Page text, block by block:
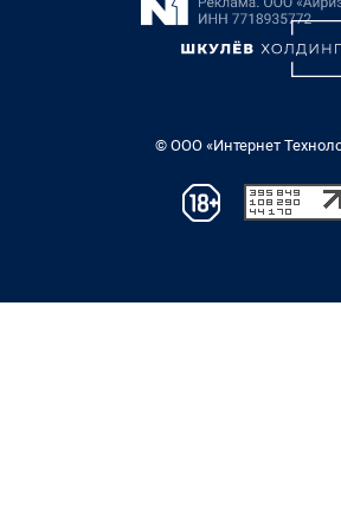
© ООО «Интернет